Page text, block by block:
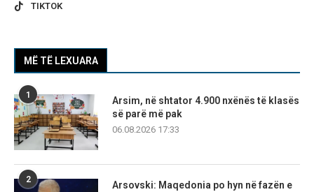
TIKTOK
MË TË LEXUARA
1
Arsim, në shtator 4.900 nxënës të klasës
së parë më pak
06.08.2026 17:33
2
Arsovski: Maqedonia po hyn në fazën e